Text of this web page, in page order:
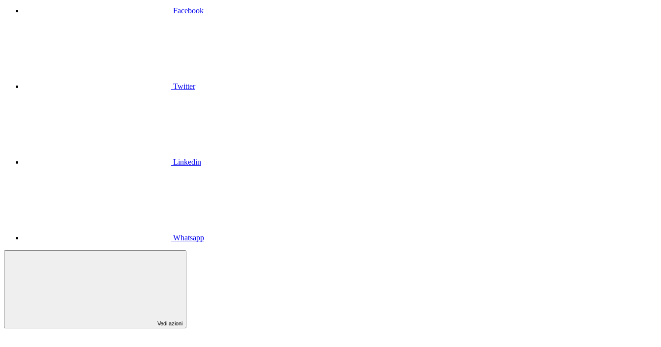
Facebook
Twitter
Linkedin
Whatsapp
Vedi azioni